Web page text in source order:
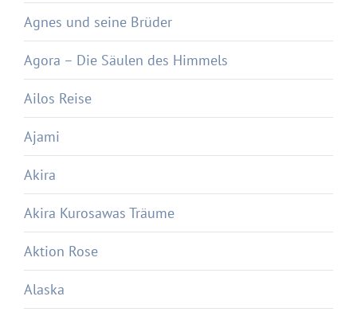
Agnes und seine Brüder
Agora – Die Säulen des Himmels
Ailos Reise
Ajami
Akira
Akira Kurosawas Träume
Aktion Rose
Alaska